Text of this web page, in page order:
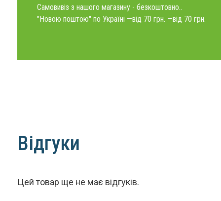
Самовивіз з нашого магазину - безкоштовно..
"Новою поштою" по Україні —від 70 грн. —від 70 грн.
Відгуки
Цей товар ще не має відгуків.